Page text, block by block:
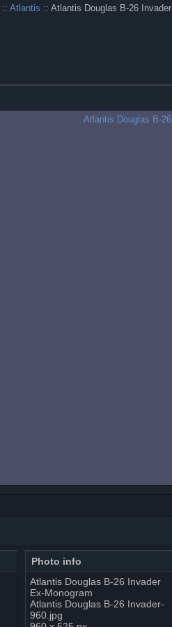
::Atlantis :: Atlantis Douglas B-26 Invader
Photo info
Atlantis Douglas B-26 Invader
Ex-Monogram
Atlantis Douglas B-26 Invader-
960.jpg